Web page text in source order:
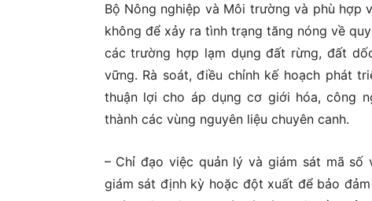
Bộ Nông nghiệp và Môi trường và phù
không để xảy ra tình trạng tăng nóng về
các trường hợp lạm dụng đất rừng, đất
vững. Rà soát, điều chỉnh kế hoạch phát
thuận lợi cho áp dụng cơ giới hóa, công
thành các vùng nguyên liệu chuyên canh.
– Chỉ đạo việc quản lý và giám sát mã
giám sát định kỳ hoặc đột xuất để bảo